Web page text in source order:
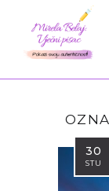
30
STU